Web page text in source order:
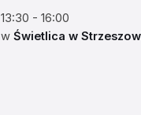
13:30 - 16:00
w Świetlica w